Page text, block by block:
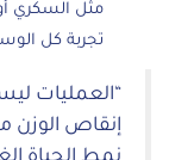
مثل السكري
تجربة كل
“العمليات
إنقاص الوزن